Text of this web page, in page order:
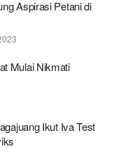
Aspirasi Petani di
Mulai Nikmati
Ikut Iva Test